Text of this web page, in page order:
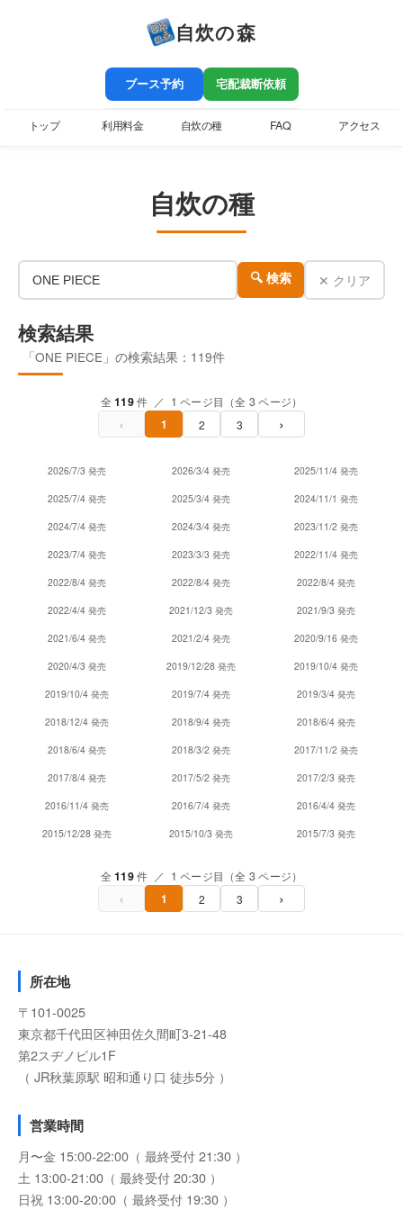
自炊の森
ブース予約 宅配裁断依頼
トップ 利用料金 自炊の種 FAQ アクセス
自炊の種
🔍 検索 ✕ クリア
検索結果
「ONE PIECE」の検索結果：119件
全119件 ／ 1 ページ目（全 3 ページ）
‹ 1 2 3 ›
2026/7/3 発売 2026/3/4 発売 2025/11/4 発売
2025/7/4 発売 2025/3/4 発売 2024/11/1 発売
2024/7/4 発売 2024/3/4 発売 2023/11/2 発売
2023/7/4 発売 2023/3/3 発売 2022/11/4 発売
2022/8/4 発売 2022/8/4 発売 2022/8/4 発売
2022/4/4 発売 2021/12/3 発売 2021/9/3 発売
2021/6/4 発売 2021/2/4 発売 2020/9/16 発売
2020/4/3 発売 2019/12/28 発売 2019/10/4 発売
2019/10/4 発売 2019/7/4 発売 2019/3/4 発売
2018/12/4 発売 2018/9/4 発売 2018/6/4 発売
2018/6/4 発売 2018/3/2 発売 2017/11/2 発売
2017/8/4 発売 2017/5/2 発売 2017/2/3 発売
2016/11/4 発売 2016/7/4 発売 2016/4/4 発売
2015/12/28 発売 2015/10/3 発売 2015/7/3 発売
全119件 ／ 1 ページ目（全 3 ページ）
‹ 1 2 3 ›
所在地
〒101-0025
東京都千代田区神田佐久間町3-21-48
第2スヂノビル1F
（ JR秋葉原駅 昭和通り口 徒歩5分 ）
営業時間
月〜金 15:00-22:00（ 最終受付 21:30 ）
土 13:00-21:00（ 最終受付 20:30 ）
日祝 13:00-20:00（ 最終受付 19:30 ）